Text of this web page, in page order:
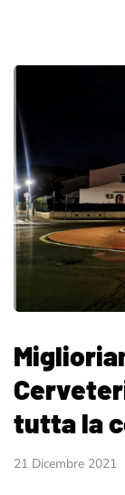
tutta la
21 Dicembre 2021